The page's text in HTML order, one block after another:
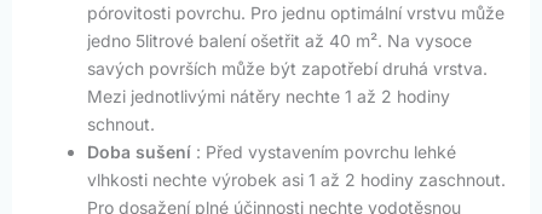
pórovitosti povrchu. Pro jednu optimální vrstvu může
jedno 5litrové balení ošetřit až 40 m². Na vysoce
savých površích může být zapotřebí druhá vrstva.
Mezi jednotlivými nátěry nechte 1 až 2 hodiny
schnout.
Doba sušení : Před vystavením povrchu lehké
vlhkosti nechte výrobek asi 1 až 2 hodiny zaschnout.
Pro dosažení plné účinnosti nechte vodotěsnou